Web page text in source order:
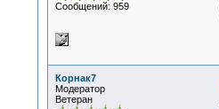
Сообщений: 959
Корнак7
Модератор
Ветеран